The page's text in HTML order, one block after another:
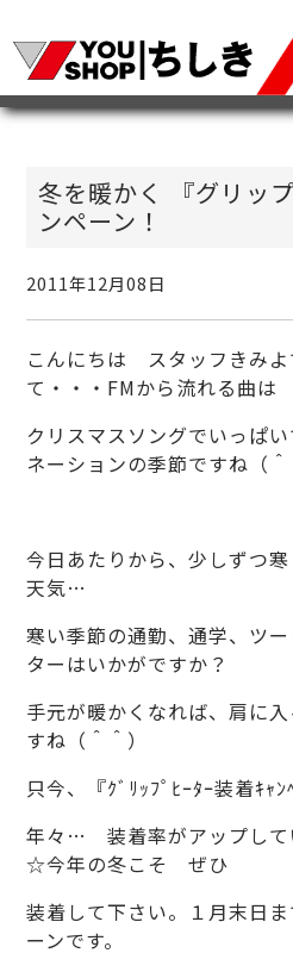
冬を暖かく 『グリッ
ンペーン！
2011年12月08日
こんにちは スタッフきみよ
て・・・FMから流れる曲は
クリスマスソングでいっぱ
ネーションの季節ですね（＾
今日あたりから、少しずつ
天気…
寒い季節の通勤、通学、ツ
ターはいかがですか？
手元が暖かくなれば、肩に
すね（＾＾）
只今、『ｸﾞﾘｯﾌﾟﾋｰﾀｰ装着ｷｬﾝ
年々… 装着率がアップして
☆今年の冬こそ ぜひ
装着して下さい。１月末日
ーンです。